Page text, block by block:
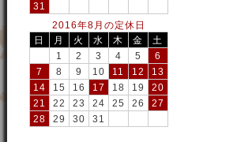
31
2016年8月の定休日
日
月 火 水 木 金
土
1
2 3 4 5
6
7
8 9 10 11 12
13
14
15 16 17 18 19
20
21
22 23 24 25 26
27
28
29 30 31